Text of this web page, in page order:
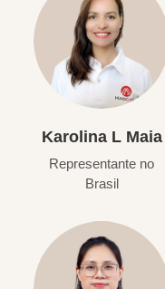
Karolina L Maia
Representante no
Brasil